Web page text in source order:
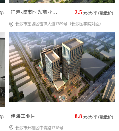
) 征鸿-城市时光商业广场 2.5 元/天/平 (最低价)
长沙市望城区雷锋大道1389号（长沙医学院对面）
) 佳海工业园 8.8 元/天/平 (最低价)
长沙市开福区中青路1318号